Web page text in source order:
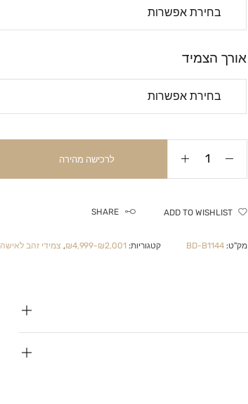
אורך הצמיד
לרכישה מהירה
ADD TO WISHLIST
SHARE
מק"ט: BD-B1144 קטגוריות: ₪2,001-₪4,999
, צמידי זהב לאישה